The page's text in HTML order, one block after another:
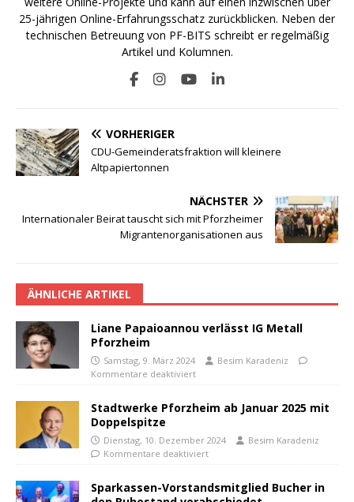
25-jährigen Online-Erfahrungsschatz zurückblicken. Neben der
technischen Betreuung von PF-BITS schreibt er regelmäßig
Artikel und Kolumnen.
VORHERIGER
CDU-Gemeinderatsfraktion will kleinere
Altpapiertonnen
NÄCHSTER
Internationaler Beirat tauscht sich mit Pforzheimer
Migrantenorganisationen aus
ÄHNLICHE ARTIKEL
Liane Papaioannou verlässt IG Metall
Pforzheim
Samstag, 9. März 2024
Besim Karadeniz
Kommentare deaktiviert
Stadtwerke Pforzheim ab Januar 2025 mit
Doppelspitze
Dienstag, 10. Dezember 2024
Besim Karadeniz
Kommentare deaktiviert
Sparkassen-Vorstandsmitglied Bucher in